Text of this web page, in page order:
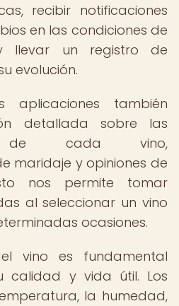
recibir notificaciones
en las condiciones de
llevar un registro de
evolución.
aplicaciones también
detallada sobre las
de cada vino,
maridaje y opiniones de
nos permite tomar
al seleccionar un vino
ocasiones.
vino es fundamental
calidad y vida útil. Los
la humedad,